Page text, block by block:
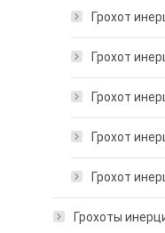
Грохот
Грохот
Грохот
Грохот
Грохот
Грохоты